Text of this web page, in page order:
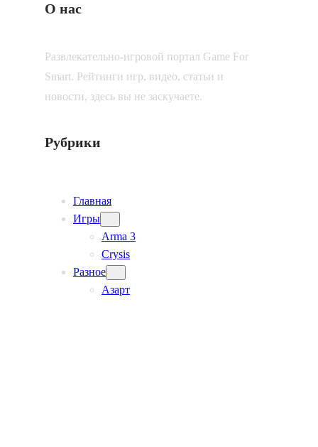
О нас
Развлекательно-игровой портал Game For
Smart. Рейтинги игр, видео, статьи и
новости, здесь вы не заскучаете.
Рубрики
Главная
Игры
Arma 3
Crysis
Разное
Азарт